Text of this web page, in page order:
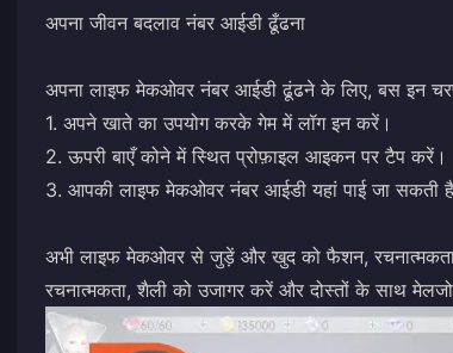
अपना जीवन बदलाव नंबर आईडी ढूँढना
अपना लाइफ मेकओवर नंबर आईडी ढूंढने के लिए, बस इन
1. अपने खाते का उपयोग करके गेम में लॉग इन करें।
2. ऊपरी बाएँ कोने में स्थित प्रोफ़ाइल आइकन पर टैप करें।
3. आपकी लाइफ मेकओवर नंबर आईडी यहां पाई जा सकती
अभी लाइफ मेकओवर से जुड़ें और खुद को फैशन, रचनात्मकता
रचनात्मकता, शैली को उजागर करें और दोस्तों के साथ